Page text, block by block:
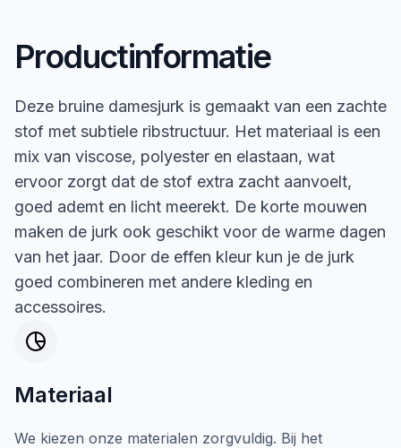
Productinformatie
Deze bruine damesjurk is gemaakt van een zachte
stof met subtiele ribstructuur. Het materiaal is een
mix van viscose, polyester en elastaan, wat
ervoor zorgt dat de stof extra zacht aanvoelt,
goed ademt en licht meerekt. De korte mouwen
maken de jurk ook geschikt voor de warme dagen
van het jaar. Door de effen kleur kun je de jurk
goed combineren met andere kleding en
accessoires.
Materiaal
We kiezen onze materialen zorgvuldig. Bij het